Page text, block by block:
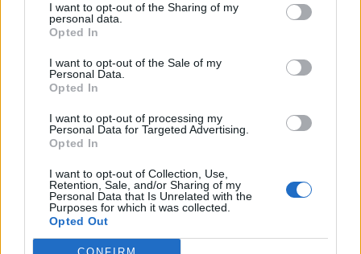
I want to opt-out of the Sharing of my
personal data.
Opted In
I want to opt-out of the Sale of my
Personal Data.
Opted In
I want to opt-out of processing my
Personal Data for Targeted Advertising.
Opted In
I want to opt-out of Collection, Use,
Retention, Sale, and/or Sharing of my
Personal Data that Is Unrelated with the
Purposes for which it was collected.
Opted Out
magyaroknak: nem a milliók és nem is a saját
lakás a legfontosabb
A magyarok számára a szeretetteljes emberi kapcsolatok
ugyanolyan fontosak a biztonságérzethez, mint az anyagi
biztonság vagy az egészség.